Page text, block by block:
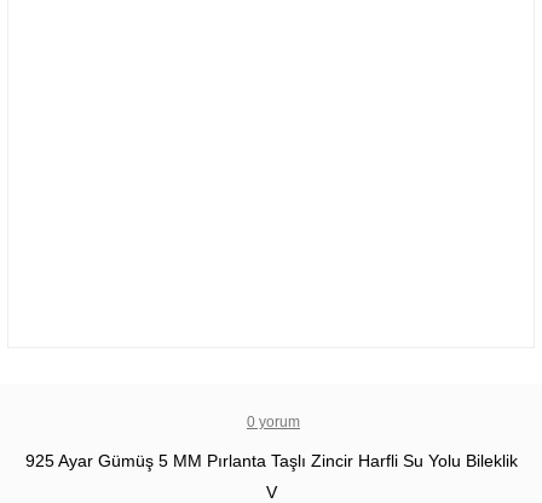
0 yorum
925 Ayar Gümüş 5 MM Pırlanta Taşlı Zincir Harfli Su Yolu Bileklik
V